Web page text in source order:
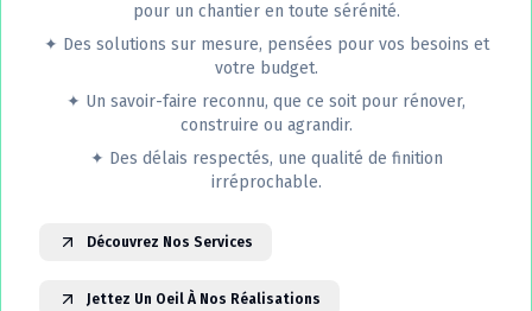
pour un chantier en toute sérénité.
✦ Des solutions sur mesure, pensées pour vos besoins et
votre budget.
✦ Un savoir-faire reconnu, que ce soit pour rénover,
construire ou agrandir.
✦ Des délais respectés, une qualité de finition
irréprochable.
Découvrez Nos Services
Jettez Un Oeil À Nos Réalisations